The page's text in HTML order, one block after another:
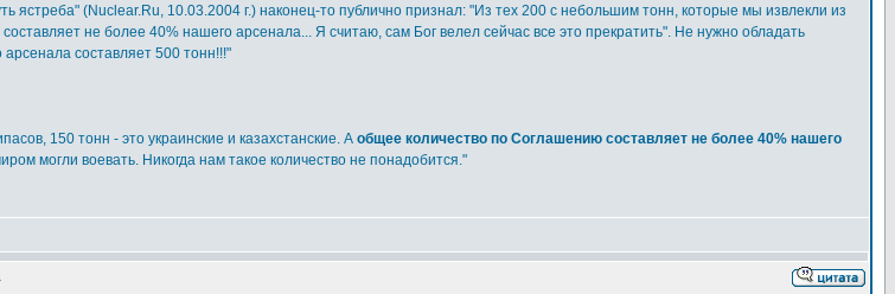
(Nuclear.Ru, 10.03.2004 г.) наконец-то публично признал: "Из тех 200 с небольшим тонн, которые мы извлекли из
не более 40% нашего арсенала... Я считаю, сам Бог велел сейчас все это прекратить". Не нужно обладать
составляет 500 тонн!!!"
150 тонн - это украинские и казахстанские. А общее количество по Соглашению составляет не более 40% нашего
могли воевать. Никогда нам такое количество не понадобится."